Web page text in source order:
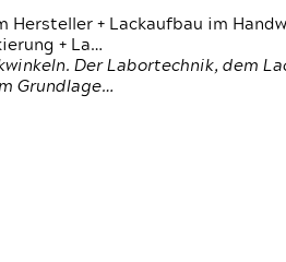
+ Lackaufbau im
+ La…
Der Labortechnik, dem
Grundlage…